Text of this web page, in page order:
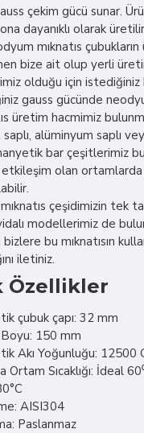
çekim gücü sunar.
dayanıklı olarak
mıknatıs
bize ait olup yerli
olduğu için
gauss gücünde
üretim hacmimiz
alüminyum saplı
bar çeşitlerimiz
etkileşim olan
çeşidimizin tek
modellerimiz de
bu mıknatısın
iletiniz.
Özellikler
çubuk çapı: 32 mm
150 mm
Akı Yoğunluğu: 12500
Ortam Sıcaklığı: İdeal
AISI304
Paslanmaz